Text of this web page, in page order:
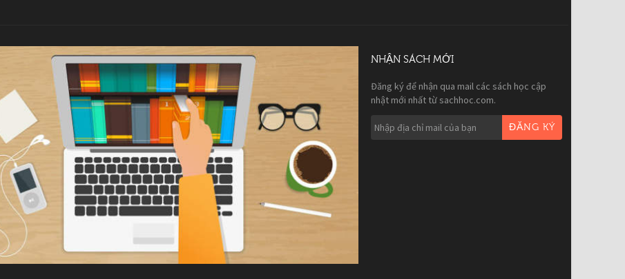
NHẬN SÁCH MỚI
Đăng ký để nhận qua mail các sách học cập
nhật mới nhất từ sachhoc.com.
ĐĂNG KÝ